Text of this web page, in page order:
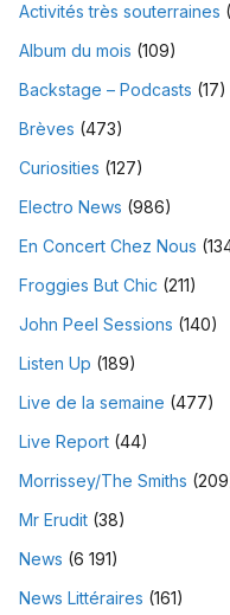
Activités très souterraines
Album du mois (109)
Backstage – Podcasts (17)
Brèves (473)
Curiosities (127)
Electro News (986)
En Concert Chez Nous
Froggies But Chic (211)
John Peel Sessions (140)
Listen Up (189)
Live de la semaine (477)
Live Report (44)
Morrissey/The Smiths
Mr Erudit (38)
News (6 191)
News Littéraires (161)